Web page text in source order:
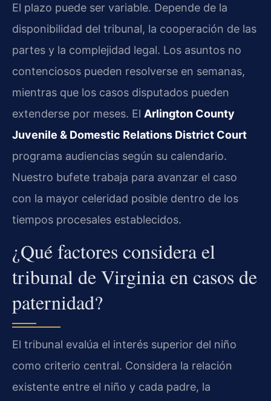
El plazo puede ser variable. Depende de la
disponibilidad del tribunal, la cooperación de las
partes y la complejidad legal. Los asuntos no
contenciosos pueden resolverse en semanas,
mientras que los casos disputados pueden
extenderse por meses. El Arlington County
Juvenile & Domestic Relations District Court
programa audiencias según su calendario.
Nuestro bufete trabaja para avanzar el caso
con la mayor celeridad posible dentro de los
tiempos procesales establecidos.
¿Qué factores considera el
tribunal de Virginia en casos de
paternidad?
El tribunal evalúa el interés superior del niño
como criterio central. Considera la relación
existente entre el niño y cada padre, la